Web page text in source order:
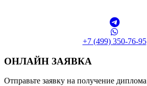
+7 (499) 350-76-95
ОНЛАЙН ЗАЯВКА
Отправьте заявку на получение диплома